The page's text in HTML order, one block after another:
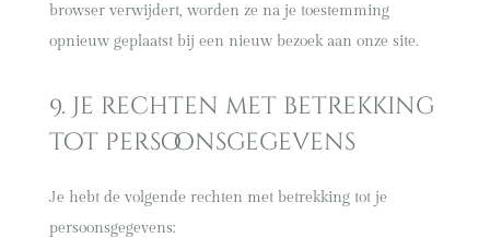
browser verwijdert, worden ze na je toestemming
opnieuw geplaatst bij een nieuw bezoek aan onze site.
9. Je rechten met betrekking
tot persoonsgegevens
Je hebt de volgende rechten met betrekking tot je
persoonsgegevens: